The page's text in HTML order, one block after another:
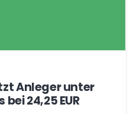
Anleger unter
24,25 EUR